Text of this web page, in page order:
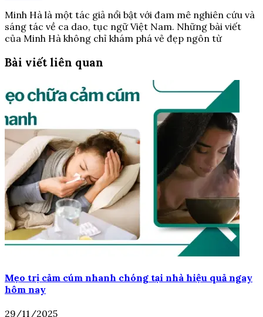
Minh Hà là một tác giả nổi bật với đam mê nghiên cứu và
sáng tác về ca dao, tục ngữ Việt Nam. Những bài viết
của Minh Hà không chỉ khám phá vẻ đẹp ngôn từ
Bài viết liên quan
Mẹo trị cảm cúm nhanh chóng tại nhà hiệu quả ngay
hôm nay
29/11/2025